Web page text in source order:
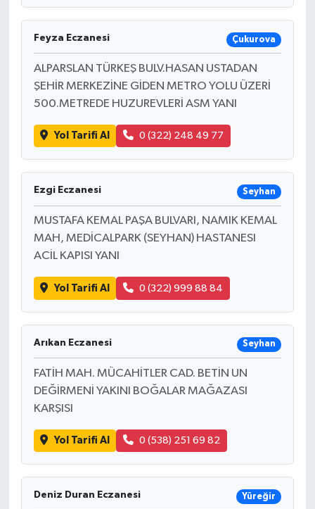
Feyza Eczanesi Çukurova
ALPARSLAN TÜRKEŞ BULV.HASAN USTADAN
ŞEHİR MERKEZİNE GİDEN METRO YOLU ÜZERİ
500.METREDE HUZUREVLERİ ASM YANI
Yol Tarifi Al 0 (322) 248 49 77
Ezgi Eczanesi Seyhan
MUSTAFA KEMAL PAŞA BULVARI, NAMIK KEMAL
MAH, MEDİCALPARK (SEYHAN) HASTANESI
ACİL KAPISI YANI
Yol Tarifi Al 0 (322) 999 88 84
Arıkan Eczanesi Seyhan
FATİH MAH. MÜCAHİTLER CAD. BETİN UN
DEĞİRMENİ YAKINI BOĞALAR MAĞAZASI
KARŞISI
Yol Tarifi Al 0 (538) 251 69 82
Deniz Duran Eczanesi Yüreğir